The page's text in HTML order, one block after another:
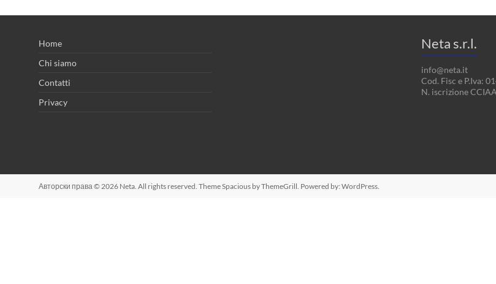
Home
Chi siamo
Contatti
Privacy
Neta s.r.l.
info@neta.it
Cod. Fisc e P.Iva:
N. iscrizione
Авторски права © 2026 Neta. All rights reserved. ThemeSpacious by ThemeGrill. Powered by: WordPress.